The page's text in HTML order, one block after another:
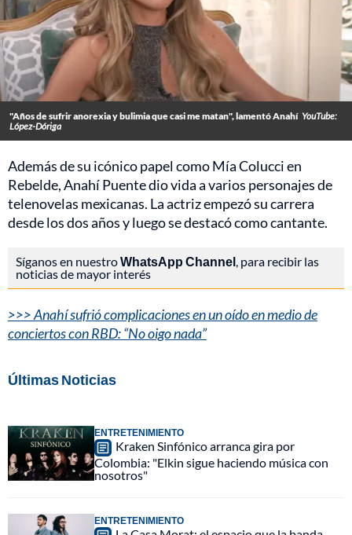
"Años de sufrir anorexia y bulimia que casi me matan", lamentó Anahí YouTube:
López-Dóriga
Además de su icónico papel como Mía Colucci en
Rebelde, Anahí Puente dio vida a varios personajes de
telenovelas mexicanas. La actriz empezó su carrera
desde los dos años y luego se destacó como cantante.
Síganos en nuestroWhatsApp Channel, para recibir las
noticias de mayor interés
>>> Anahí sufrió complicaciones en un oído en medio de
conciertos con RBD: “No oigo nada”
Últimas Noticias
ENTRETENIMIENTO
Kraken Sinfónico arranca gira por
Colombia: "Elkin sigue haciendo música con
nosotros"
ENTRETENIMIENTO